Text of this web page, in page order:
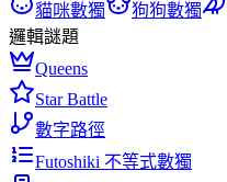
貓咪數獨
狗狗數獨
邏輯謎題
Queens
Star Battle
數字路徑
Futoshiki 不等式數獨